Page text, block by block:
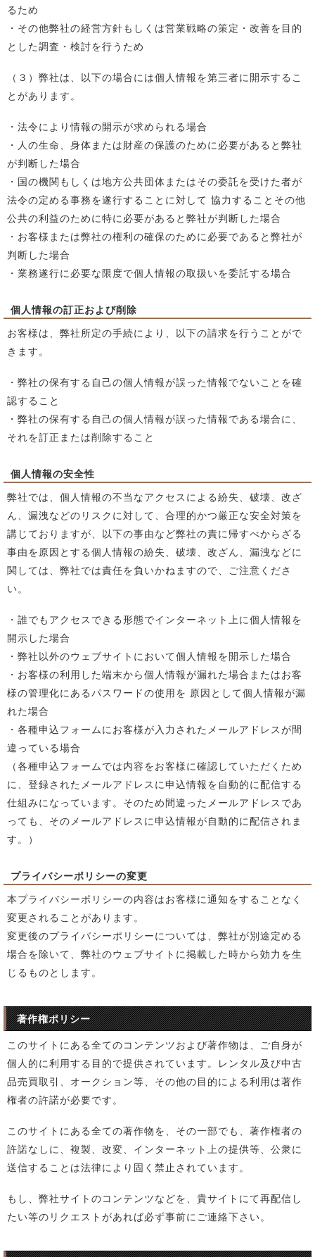
るため
・その他弊社の経営方針もしくは営業戦略の策定・改善を目的
とした調査・検討を行うため
（３）弊社は、以下の場合には個人情報を第三者に開示するこ
とがあります。
・法令により情報の開示が求められる場合
・人の生命、身体または財産の保護のために必要があると弊社
が判断した場合
・国の機関もしくは地方公共団体またはその委託を受けた者が
法令の定める事務を遂行することに対して 協力することその他
公共の利益のために特に必要があると弊社が判断した場合
・お客様または弊社の権利の確保のために必要であると弊社が
判断した場合
・業務遂行に必要な限度で個人情報の取扱いを委託する場合
個人情報の訂正および削除
お客様は、弊社所定の手続により、以下の請求を行うことがで
きます。
・弊社の保有する自己の個人情報が誤った情報でないことを確
認すること
・弊社の保有する自己の個人情報が誤った情報である場合に、
それを訂正または削除すること
個人情報の安全性
弊社では、個人情報の不当なアクセスによる紛失、破壊、改ざ
ん、漏洩などのリスクに対して、合理的かつ厳正な安全対策を
講じておりますが、以下の事由など弊社の責に帰すべからざる
事由を原因とする個人情報の紛失、破壊、改ざん、漏洩などに
関しては、弊社では責任を負いかねますので、ご注意くださ
い。
・誰でもアクセスできる形態でインターネット上に個人情報を
開示した場合
・弊社以外のウェブサイトにおいて個人情報を開示した場合
・お客様の利用した端末から個人情報が漏れた場合またはお客
様の管理化にあるパスワードの使用を 原因として個人情報が漏
れた場合
・各種申込フォームにお客様が入力されたメールアドレスが間
違っている場合
（各種申込フォームでは内容をお客様に確認していただくため
に、登録されたメールアドレスに申込情報を自動的に配信する
仕組みになっています。そのため間違ったメールアドレスであ
っても、そのメールアドレスに申込情報が自動的に配信されま
す。）
プライバシーポリシーの変更
本プライバシーポリシーの内容はお客様に通知をすることなく
変更されることがあります。
変更後のプライバシーポリシーについては、弊社が別途定める
場合を除いて、弊社のウェブサイトに掲載した時から効力を生
じるものとします。
著作権ポリシー
このサイトにある全てのコンテンツおよび著作物は、ご自身が
個人的に利用する目的で提供されています。レンタル及び中古
品売買取引、オークション等、その他の目的による利用は著作
権者の許諾が必要です。
このサイトにある全ての著作物を、その一部でも、著作権者の
許諾なしに、複製、改変、インターネット上の提供等、公衆に
送信することは法律により固く禁止されています。
もし、弊社サイトのコンテンツなどを、貴サイトにて再配信し
たい等のリクエストがあれば必ず事前にご連絡下さい。